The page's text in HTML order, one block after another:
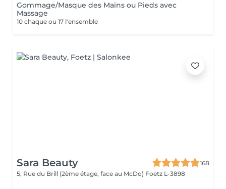
Gommage/Masque des Mains ou Pieds avec
Massage
10 chaque ou 17 l'ensemble
Sara Beauty
168
5, Rue du Brill (2ème étage, face au McDo) Foetz L-3898